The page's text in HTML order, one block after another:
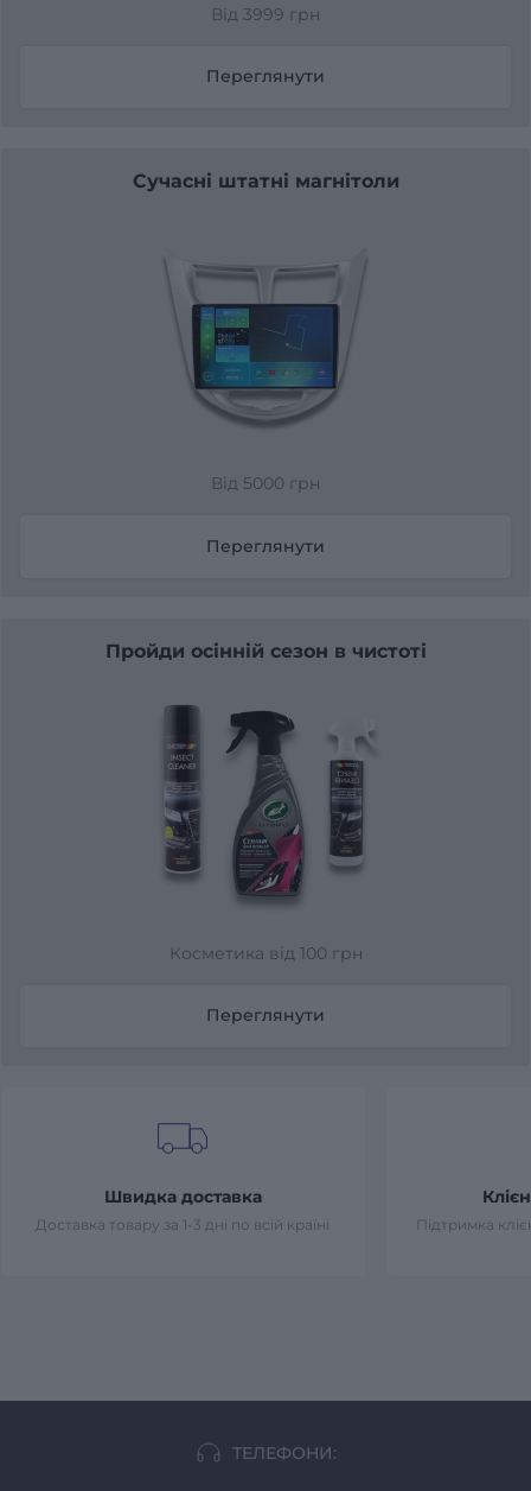
Від 3999 грн
Переглянути
Сучасні штатні магнітоли
Від 5000 грн
Переглянути
Пройди осінній сезон в чистоті
Косметика від 100 грн
Переглянути
Швидка доставка
Доставка товару за 1-3 дні по всій країні Підтримка
ТЕЛЕФОНИ: